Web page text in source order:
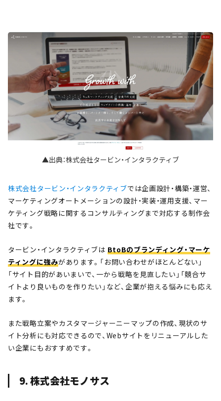
▲出典：株式会社タービン・インタラクティブ
株式会社タービン・インタラクティブでは企画設計・構築・運営、
マーケティングオートメーションの設計・実装・運用支援、マー
ケティング戦略に関するコンサルティングまで対応する制作会
社です。
タービン・インタラクティブは BtoBのブランディング・マーケ
ティングに強みがあります。「お問い合わせがほとんどない」
「サイト目的があいまいで、一から戦略を見直したい」「競合サ
イトより良いものを作りたい」など、企業が抱える悩みにも応え
ます。
また戦略立案やカスタマージャーニーマップの作成、現状のサ
イト分析にも対応できるので、Webサイトをリニューアルした
い企業にもおすすめです。
9. 株式会社モノサス